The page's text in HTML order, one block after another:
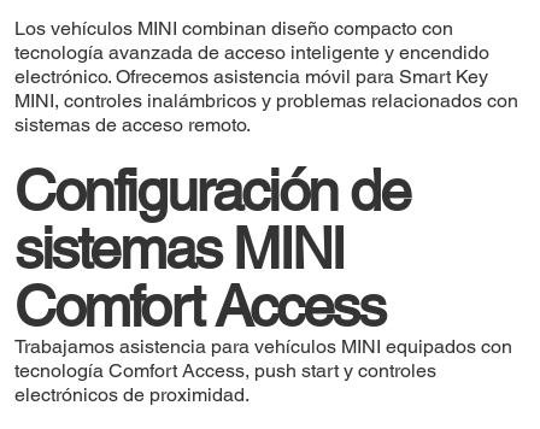
Los vehículos MINI combinan diseño compacto con
tecnología avanzada de acceso inteligente y encendido
electrónico. Ofrecemos asistencia móvil para Smart Key
MINI, controles inalámbricos y problemas relacionados con
sistemas de acceso remoto.
Configuración de
sistemas MINI
Comfort Access
Trabajamos asistencia para vehículos MINI equipados con
tecnología Comfort Access, push start y controles
electrónicos de proximidad.